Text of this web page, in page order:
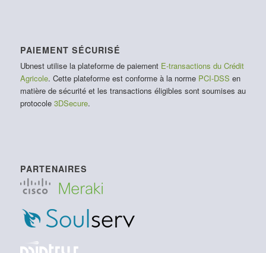
PAIEMENT SÉCURISÉ
Ubnest utilise la plateforme de paiement E-transactions du Crédit
Agricole. Cette plateforme est conforme à la norme PCI-DSS en
matière de sécurité et les transactions éligibles sont soumises au
protocole 3DSecure.
PARTENAIRES